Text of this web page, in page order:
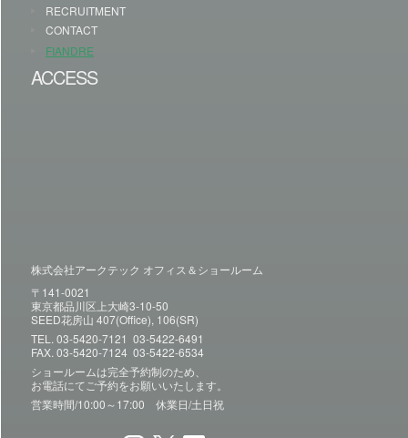
RECRUITMENT
CONTACT
FIANDRE
ACCESS
株式会社アークテック オフィス＆ショールーム
〒141-0021
東京都品川区上大崎3-10-50
SEED花房山 407(Office), 106(SR)
TEL. 03-5420-7121 03-5422-6491
FAX. 03-5420-7124 03-5422-6534
ショールームは完全予約制のため、
お電話にてご予約をお願いいたします。
営業時間/10:00～17:00 休業日/土日祝